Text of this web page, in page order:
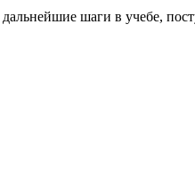
шаги в учебе,